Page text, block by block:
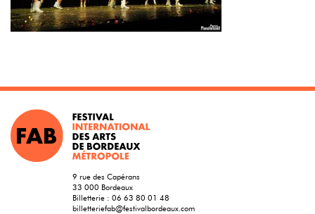
9 rue des Capérans
33 000 Bordeaux
Billetterie : 06 63 80 01 48
billetteriefab@festivalbordeaux.com